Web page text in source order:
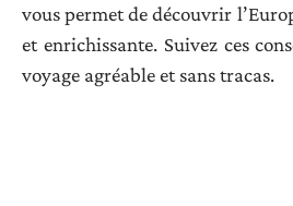
vous permet de découvrir
et enrichissante. Suivez ces
voyage agréable et sans tracas.